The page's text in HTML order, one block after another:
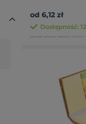
od 6,12 zł
Dostępność: